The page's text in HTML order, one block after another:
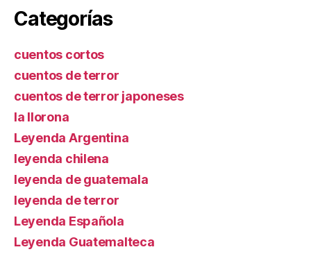
Categorías
cuentos cortos
cuentos de terror
cuentos de terror japoneses
la llorona
Leyenda Argentina
leyenda chilena
leyenda de guatemala
leyenda de terror
Leyenda Española
Leyenda Guatemalteca